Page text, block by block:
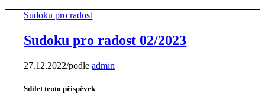
Sudoku pro radost
Sudoku pro radost 02/2023
27.12.2022/podleadmin
Sdílet tento příspěvek